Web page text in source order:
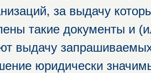
за выдачу
такие документы и
выдачу
юридически